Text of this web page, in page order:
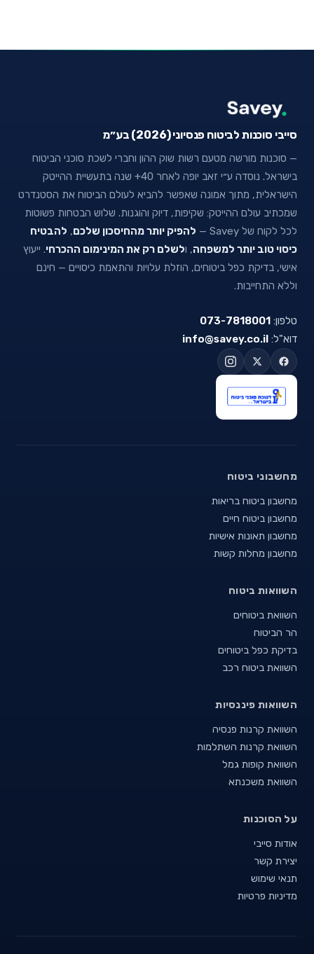
סייבי סוכנות לביטוח פנסיוני (2026) בע״מ
— סוכנות מורשה מטעם רשות שוק ההון וחברי לשכת סוכני הביטוח
בישראל. נוסדה ע״י זאב יופה לאחר 40+ שנה בתעשיית ההייטק
הישראלית, מתוך אמונה שאפשר להביא לעולם הביטוח את הסטנדרט
שמכתיב עולם ההייטק: שקיפות, דיוק והוגנות. שלוש הבטחות פשוטות
לכל לקוח של Savey —
להפיק יותר מהחיסכון שלכם, להבטיח
כיסוי טוב יותר למשפחה, ולשלם רק את המינימום ההכרחי. ייעוץ
אישי, בדיקת כפל ביטוחים, הוזלת עלויות והתאמת כיסויים — חינם
וללא התחייבות.
טלפון: 073-7818001
דוא"ל: info@savey.co.il
מחשבוני ביטוח
מחשבון ביטוח בריאות
מחשבון ביטוח חיים
מחשבון תאונות אישיות
מחשבון מחלות קשות
השוואות ביטוח
השוואת ביטוחים
הר הביטוח
בדיקת כפל ביטוחים
השוואת ביטוח רכב
השוואות פיננסיות
השוואת קרנות פנסיה
השוואת קרנות השתלמות
השוואת קופות גמל
השוואת משכנתא
על הסוכנות
אודות סייבי
יצירת קשר
תנאי שימוש
מדיניות פרטיות